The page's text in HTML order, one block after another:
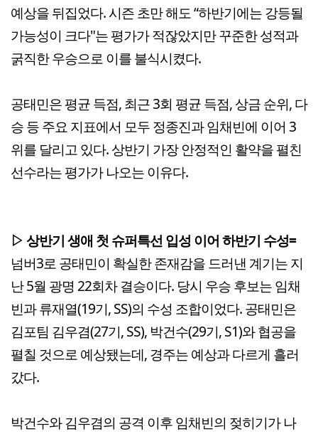
예상을 뒤집었다. 시즌 초만 해도 “하반기에는 강등될
가능성이 크다"는 평가가 적잖았지만 꾸준한 성적과
굵직한 우승으로 이를 불식시켰다.
공태민은 평균 득점, 최근 3회 평균 득점, 상금 순위, 다
승 등 주요 지표에서 모두 정종진과 임채빈에 이어 3
위를 달리고 있다. 상반기 가장 안정적인 활약을 펼친
선수라는 평가가 나오는 이유다.
▷ 상반기 생애 첫 슈퍼특선 입성 이어 하반기 수성=
넘버3로 공태민이 확실한 존재감을 드러낸 계기는 지
난 5월 광명 22회차 결승이다. 당시 우승 후보는 임채
빈과 류재열(19기, SS)의 수성 조합이었다. 공태민은
김포팀 김우겸(27기, SS), 박건수(29기, S1)와 협공을
펼칠 것으로 예상됐는데, 경주는 예상과 다르게 흘러
갔다.
박건수와 김우겸의 공격 이후 임채빈의 젖히기가 나